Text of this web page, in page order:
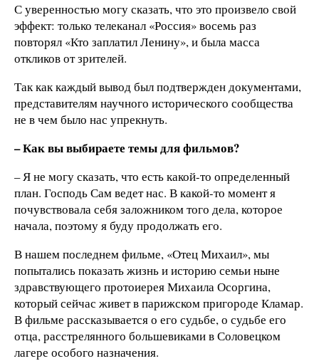
С уверенностью могу сказать, что это произвело свой
эффект: только телеканал «Россия» восемь раз
повторял «Кто заплатил Ленину», и была масса
откликов от зрителей.
Так как каждый вывод был подтвержден документами,
представителям научного исторического сообщества
не в чем было нас упрекнуть.
– Как вы выбираете темы для фильмов?
– Я не могу сказать, что есть какой-то определенный
план. Господь Сам ведет нас. В какой-то момент я
почувствовала себя заложником того дела, которое
начала, поэтому я буду продолжать его.
В нашем последнем фильме, «Отец Михаил», мы
попытались показать жизнь и историю семьи ныне
здравствующего протоиерея Михаила Осоргина,
который сейчас живет в парижском пригороде Кламар.
В фильме рассказывается о его судьбе, о судьбе его
отца, расстрелянного большевиками в Соловецком
лагере особого назначения.